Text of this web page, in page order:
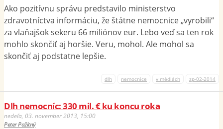
Ako pozitívnu správu predstavilo ministerstvo
zdravotníctva informáciu, že štátne nemocnice „vyrobili“
za vlaňajšok sekeru 66 miliónov eur. Lebo veď sa ten rok
mohlo skončiť aj horšie. Veru, mohol. Ale mohol sa
skončiť aj podstatne lepšie.
dlh nemocnice v médiách zp-02-2014
Dlh nemocníc: 330 mil. € ku koncu roka
nedeľa, 03. november 2013, 15:00
Peter Pažitný